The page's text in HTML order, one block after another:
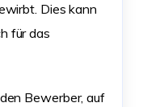
Dies kann
für das
Bewerber, auf